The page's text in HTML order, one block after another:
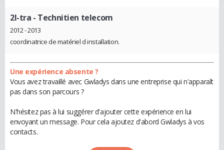
2I-tra - Technitien telecom
2012 - 2013
coordinatrice de matériel d installation.
Une expérience absente ?
Vous avez travaillé avec Gwladys dans une entreprise qui n'apparaît
pas dans son parcours ?
N'hésitez pas à lui suggérer d'ajouter cette expérience en lui
envoyant un message. Pour cela ajoutez d'abord Gwladys à vos
contacts.